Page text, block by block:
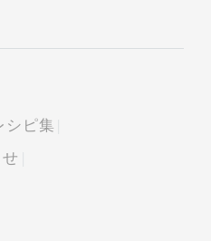
シピ集